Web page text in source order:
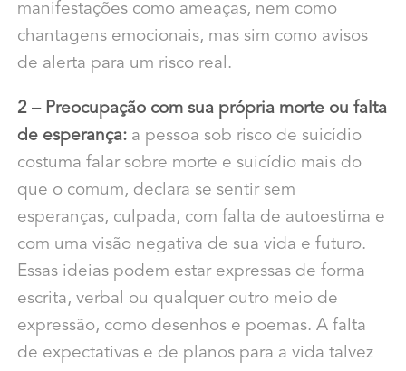
manifestações como ameaças, nem como
chantagens emocionais, mas sim como avisos
de alerta para um risco real.
2 – Preocupação com sua própria morte ou falta
de esperança:a pessoa sob risco de suicídio
costuma falar sobre morte e suicídio mais do
que o comum, declara se sentir sem
esperanças, culpada, com falta de autoestima e
com uma visão negativa de sua vida e futuro.
Essas ideias podem estar expressas de forma
escrita, verbal ou qualquer outro meio de
expressão, como desenhos e poemas. A falta
de expectativas e de planos para a vida talvez